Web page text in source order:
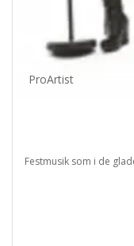
ProArtist
Festmusik som i de